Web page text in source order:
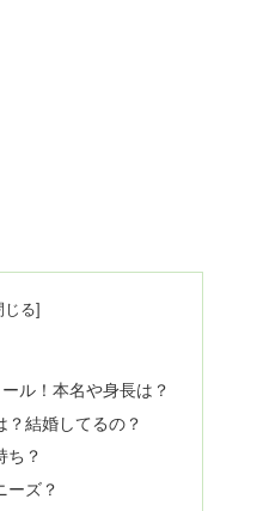
ル！本名や身長は？
？結婚してるの？
ち？
ーズ？